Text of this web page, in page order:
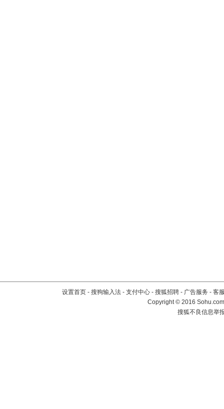
设置首页 - 搜狗输入法 - 支付中心 - 搜狐招聘 - 广告服务 - 客
Copyright©2016
搜狐不良信息举